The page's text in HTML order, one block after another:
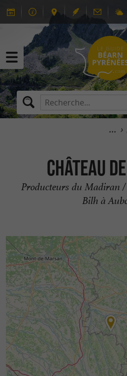
Château
Producteurs du Madiran /
Bilh à